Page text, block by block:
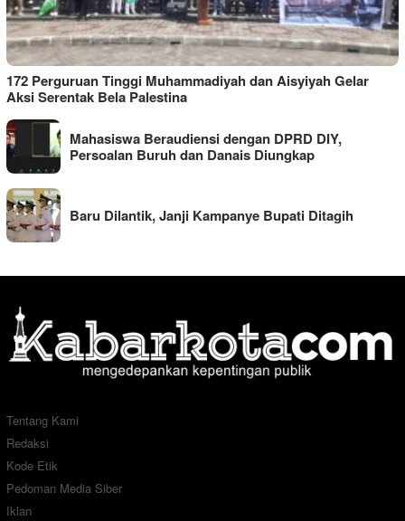
172 Perguruan Tinggi Muhammadiyah dan Aisyiyah Gelar
Aksi Serentak Bela Palestina
Mahasiswa Beraudiensi dengan DPRD DIY,
Persoalan Buruh dan Danais Diungkap
Baru Dilantik, Janji Kampanye Bupati Ditagih
Tentang Kami
Redaksi
Kode Etik
Pedoman Media Siber
Iklan